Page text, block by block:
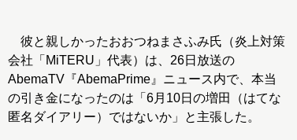
彼と親しかったおおつねまさふみ氏（炎上対策
会社「MiTERU」代表）は、26日放送の
AbemaTV『AbemaPrime』ニュース内で、本当
の引き金になったのは「6月10日の増田（はてな
匿名ダイアリー）ではないか」と主張した。